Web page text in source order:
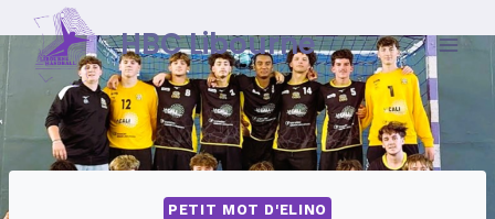
Skip
to
content
HBC Libourne
PETIT MOT D'ELINO